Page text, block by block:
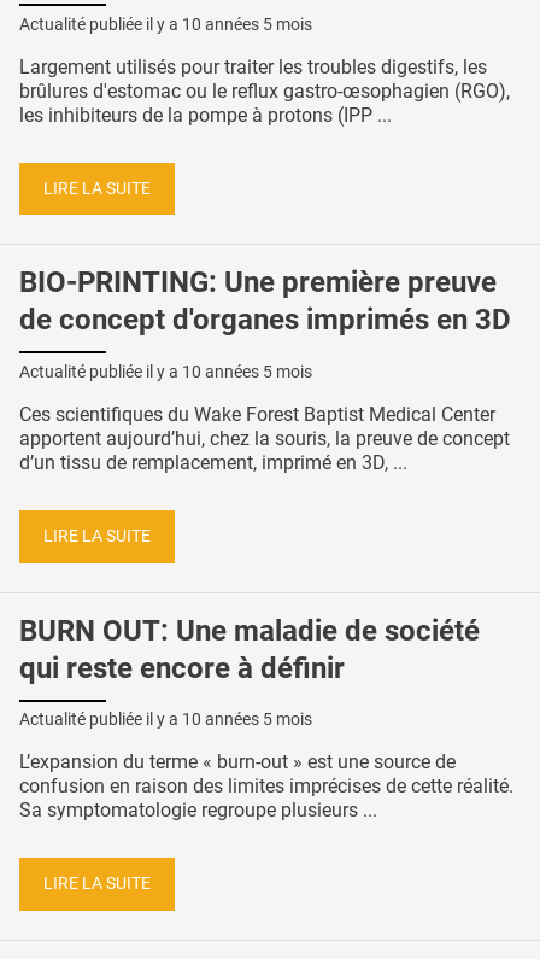
Actualité publiée il y a 10 années 5 mois
Largement utilisés pour traiter les troubles digestifs, les
brûlures d'estomac ou le reflux gastro-œsophagien (RGO),
les inhibiteurs de la pompe à protons (IPP ...
LIRE LA SUITE
BIO-PRINTING: Une première preuve
de concept d'organes imprimés en 3D
Actualité publiée il y a 10 années 5 mois
Ces scientifiques du Wake Forest Baptist Medical Center
apportent aujourd’hui, chez la souris, la preuve de concept
d’un tissu de remplacement, imprimé en 3D, ...
LIRE LA SUITE
BURN OUT: Une maladie de société
qui reste encore à définir
Actualité publiée il y a 10 années 5 mois
L’expansion du terme « burn-out » est une source de
confusion en raison des limites imprécises de cette réalité.
Sa symptomatologie regroupe plusieurs ...
LIRE LA SUITE